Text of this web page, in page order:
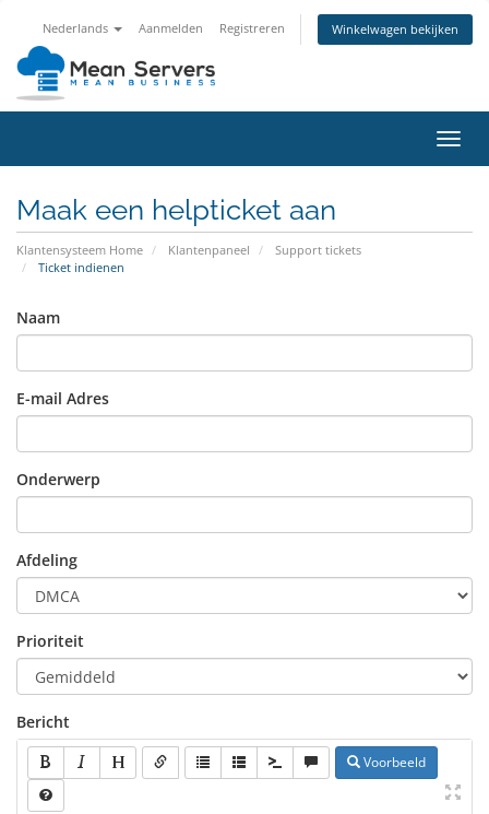
Nederlands Aanmelden Registreren Winkelwagen bekijken
in-/
Maak een helpticket aan
Klantensysteem Home Klantenpaneel
Support tickets
Ticket indienen
Naam
E-mail Adres
Onderwerp
Afdeling
Prioriteit
Bericht
Voorbeeld